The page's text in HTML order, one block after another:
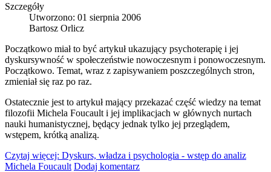
Szczegóły
Utworzono: 01 sierpnia 2006
Bartosz Orlicz
Początkowo miał to być artykuł ukazujący psychoterapię i jej
dyskursywność w społeczeństwie nowoczesnym i ponowoczesnym.
Początkowo. Temat, wraz z zapisywaniem poszczególnych stron,
zmieniał się raz po raz.
Ostatecznie jest to artykuł mający przekazać część wiedzy na temat
filozofii Michela Foucault i jej implikacjach w głównych nurtach
nauki humanistycznej, będący jednak tylko jej przeglądem,
wstępem, krótką analizą.
Czytaj więcej: Dyskurs, władza i psychologia - wstęp do analiz
Michela Foucault Dodaj komentarz